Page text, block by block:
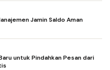
Jamin Saldo Aman
untuk Pindahkan Pesan dari